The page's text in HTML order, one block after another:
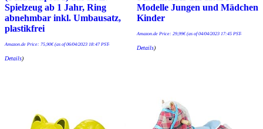
Spielzeug ab 1 Jahr, Ring
abnehmbar inkl. Umbausatz,
plastikfrei
Amazon.de Price: 75,90€(as of 06/04/2023 18:47 PST-
Details)
Modelle Jungen und Mädchen
Kinder
Amazon.de Price: 29,99€(as of 04/04/2023 17:45 PST-
Details)